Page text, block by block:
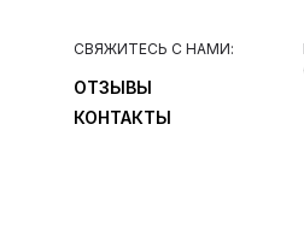
ОТЗЫВЫ
КОНТАКТЫ
СВЯЖИТЕСЬ С НАМИ: